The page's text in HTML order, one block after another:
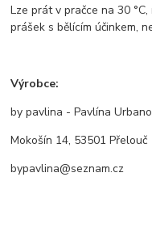
Lze prát v pračce na 30
prášek s bělícím účinkem,
Výrobce:
by pavlina - Pavlína
Mokošín 14, 53501 Přelouč
bypavlina@seznam.cz